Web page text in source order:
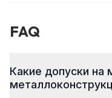
FAQ
Какие допуски на